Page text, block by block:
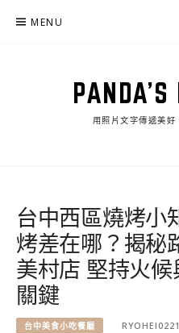
MENU
PANDA'S
用照片文字傳遞美
台中西區燒烤小
烤差在哪？揭秘
美村店 堅持火
關鍵
台中美食小吃餐廳 RYOHEI0221